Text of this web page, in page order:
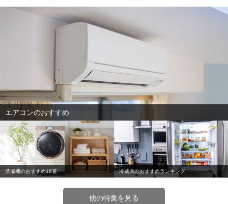
エアコンのおすすめ
洗濯機のおすすめ18選 冷蔵庫のおすすめランキング
他の特集を見る